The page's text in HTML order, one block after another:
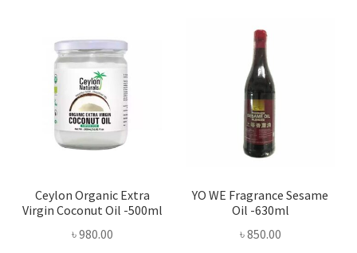
Ceylon Organic Extra
Virgin Coconut Oil -500ml
৳980.00
YO WE Fragrance Sesame
Oil -630ml
৳850.00